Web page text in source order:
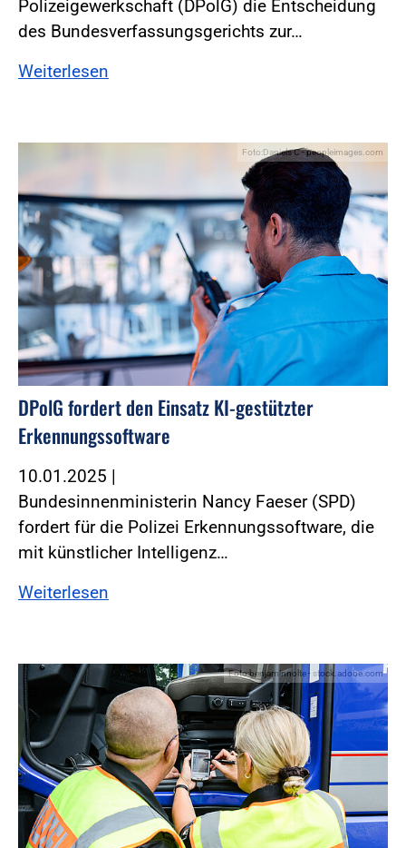
Polizeigewerkschaft (DPolG) die Entscheidung
des Bundesverfassungsgerichts zur…
Weiterlesen
Foto:Daniels C - peopleimages.com
DPolG fordert den Einsatz KI-gestützter
Erkennungssoftware
10.01.2025 |
Bundesinnenministerin Nancy Faeser (SPD)
fordert für die Polizei Erkennungssoftware, die
mit künstlicher Intelligenz…
Weiterlesen
Foto:benjaminnolte - stock.adobe.com